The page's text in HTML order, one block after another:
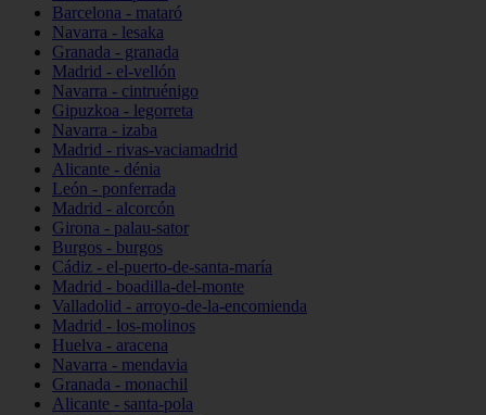
Barcelona - mataró
Navarra - lesaka
Granada - granada
Madrid - el-vellón
Navarra - cintruénigo
Gipuzkoa - legorreta
Navarra - izaba
Madrid - rivas-vaciamadrid
Alicante - dénia
León - ponferrada
Madrid - alcorcón
Girona - palau-sator
Burgos - burgos
Cádiz - el-puerto-de-santa-maría
Madrid - boadilla-del-monte
Valladolid - arroyo-de-la-encomienda
Madrid - los-molinos
Huelva - aracena
Navarra - mendavia
Granada - monachil
Alicante - santa-pola